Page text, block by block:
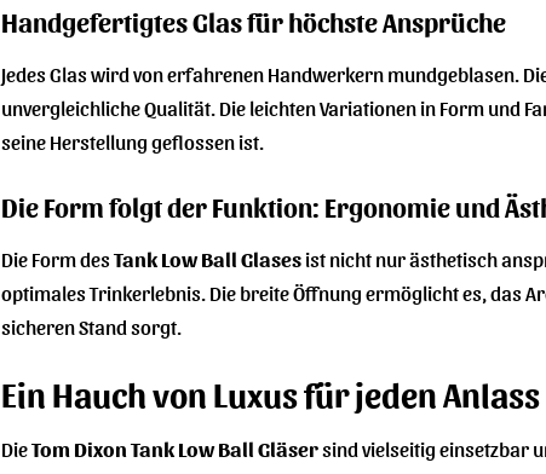
Handgefertigtes Glas für höchste Ansprüche
Jedes Glas wird von erfahrenen Handwerkern mundgeblasen.
unvergleichliche Qualität. Die leichten Variationen in Form und
seine Herstellung geflossen ist.
Die Form folgt der Funktion: Ergonomie und
Die Form desTank Low Ball Glasesist nicht nur ästhetisch
optimales Trinkerlebnis. Die breite Öffnung ermöglicht es, das
sicheren Stand sorgt.
Ein Hauch von Luxus für jeden Anlass
DieTom Dixon Tank Low Ball Gläsersind vielseitig einsetzbar